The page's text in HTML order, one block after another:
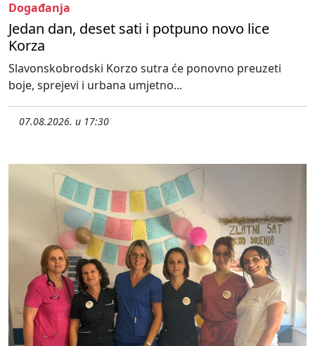
Događanja
Jedan dan, deset sati i potpuno novo lice
Korza
Slavonskobrodski Korzo sutra će ponovno preuzeti
boje, sprejevi i urbana umjetno...
07.08.2026. u 17:30